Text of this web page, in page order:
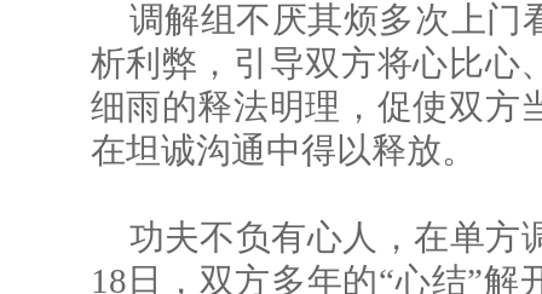
调解组不厌其烦多次上门
析利弊，引导双方将心比心
细雨的释法明理，促使双方
在坦诚沟通中得以释放。
功夫不负有心人，在单方
18日，双方多年的“心结”